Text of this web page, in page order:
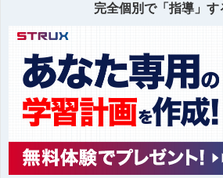
完全個別で「指導」す